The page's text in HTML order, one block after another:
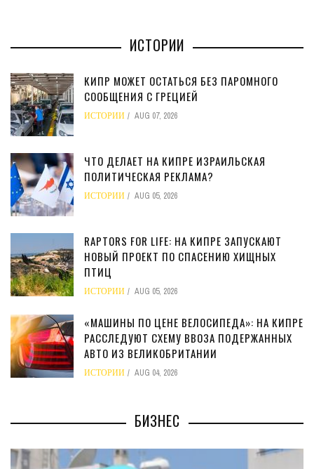
ИСТОРИИ
КИПР МОЖЕТ ОСТАТЬСЯ БЕЗ ПАРОМНОГО
СООБЩЕНИЯ С ГРЕЦИЕЙ
ИСТОРИИ AUG 07, 2026
ЧТО ДЕЛАЕТ НА КИПРЕ ИЗРАИЛЬСКАЯ
ПОЛИТИЧЕСКАЯ РЕКЛАМА?
ИСТОРИИ AUG 05, 2026
RAPTORS FOR LIFE: НА КИПРЕ ЗАПУСКАЮТ
НОВЫЙ ПРОЕКТ ПО СПАСЕНИЮ ХИЩНЫХ
ПТИЦ
ИСТОРИИ AUG 05, 2026
«МАШИНЫ ПО ЦЕНЕ ВЕЛОСИПЕДА»: НА КИПРЕ
РАССЛЕДУЮТ СХЕМУ ВВОЗА ПОДЕРЖАННЫХ
АВТО ИЗ ВЕЛИКОБРИТАНИИ
ИСТОРИИ AUG 04, 2026
БИЗНЕС